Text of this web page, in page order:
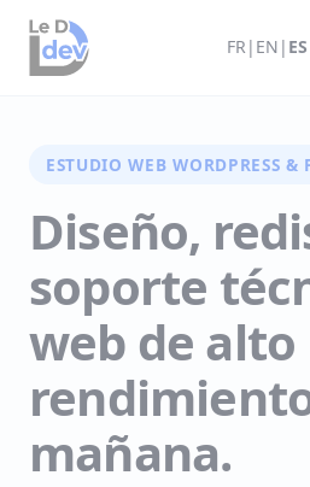
FR | EN | ES
ESTUDIO WEB WORDPRESS &
Diseño,
soporte
web de alto
mañana.
Panneau de gestion des cookies